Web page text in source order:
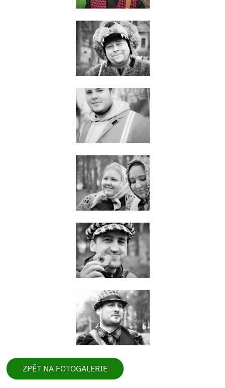
ZPĚT NA FOTOGALERIE